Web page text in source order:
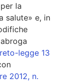
la
salute» e, in
legge 13
2012, n.